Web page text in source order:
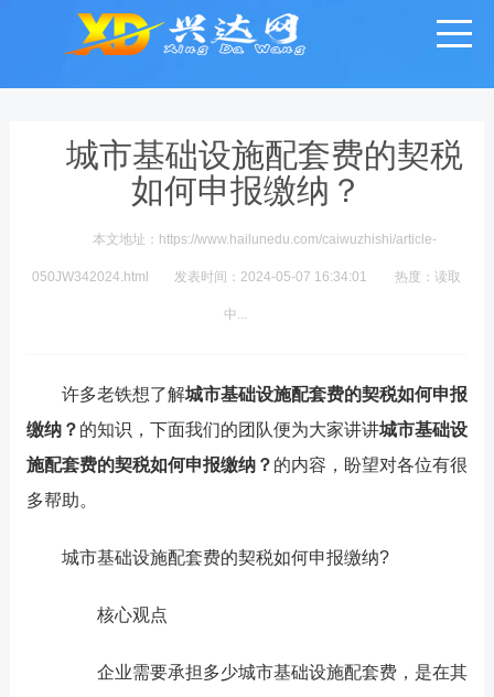
城市基础设施配套费的契税
如何申报缴纳？
本文地址：https://www.hailunedu.com/caiwuzhishi/article-
050JW342024.html 发表时间：2024-05-07 16:34:01 热度：读取
中...
许多老铁想了解城市基础设施配套费的契税如何申报
缴纳？ 的知识，下面我们的团队便为大家讲讲城市基础设
施配套费的契税如何申报缴纳？ 的内容，盼望对各位有很
多帮助。
城市基础设施配套费的契税如何申报缴纳?
核心观点
企业需要承担多少城市基础设施配套费，是在其